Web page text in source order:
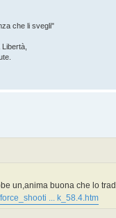
che li svegli"
un,anima buona che lo
... k_58.4.htm